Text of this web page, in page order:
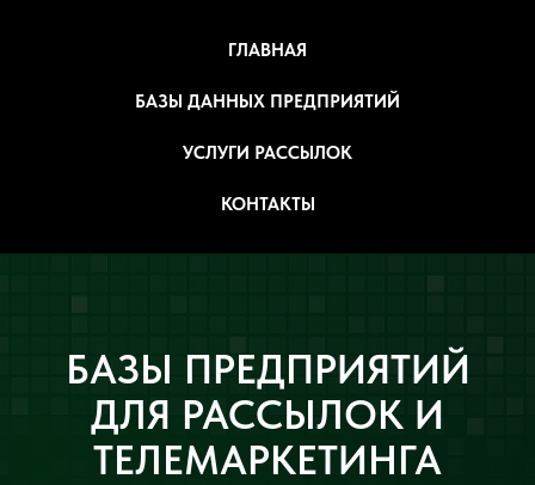
ГЛАВНАЯ
БАЗЫ ДАННЫХ ПРЕДПРИЯТИЙ
УСЛУГИ РАССЫЛОК
КОНТАКТЫ
БАЗЫ ПРЕДПРИЯТИЙ
ДЛЯ РАССЫЛОК И
ТЕЛЕМАРКЕТИНГА